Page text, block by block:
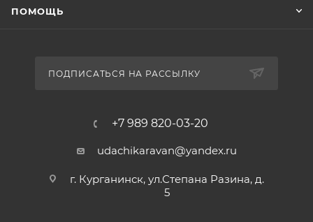
ПОМОЩЬ
ПОДПИСАТЬСЯ НА РАССЫЛКУ
+7 989 820-03-20
udachikaravan@yandex.ru
г. Курганинск, ул.Степана Разина, д.
5